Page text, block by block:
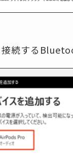
続する